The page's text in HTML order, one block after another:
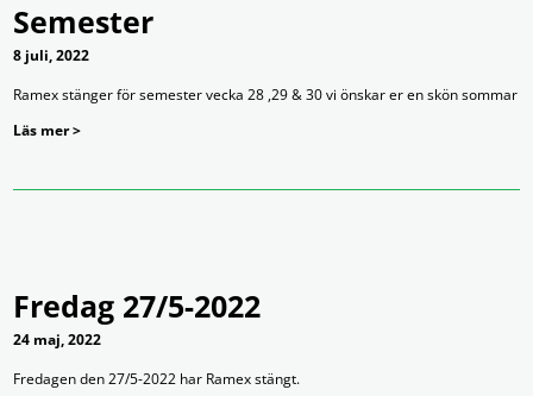
Semester
8 juli, 2022
Ramex stänger för semester vecka 28 ,29 & 30 vi önskar er en skön sommar
Läs mer >
Fredag 27/5-2022
24 maj, 2022
Fredagen den 27/5-2022 har Ramex stängt.